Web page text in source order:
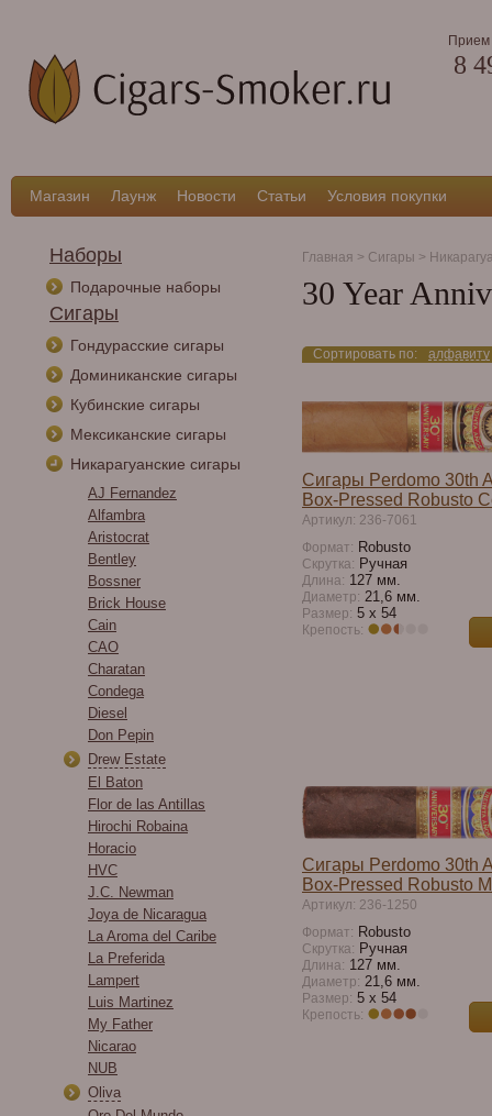
Прием
8
Магазин Лаунж Новости Статьи Условия покупки
Наборы
Подарочные наборы
Сигары
Гондурасские сигары
Доминиканские сигары
Кубинские сигары
Мексиканские сигары
Никарагуанские сигары
AJ Fernandez
Alfambra
Aristocrat
Bentley
Bossner
Brick House
Cain
CAO
Charatan
Condega
Diesel
Don Pepin
Drew Estate
El Baton
Flor de las Antillas
Hirochi Robaina
Horacio
HVC
J.C. Newman
Joya de Nicaragua
La Aroma del Caribe
La Preferida
Lampert
Luis Martinez
My Father
Nicarao
NUB
Oliva
Главная > Сигары >
30 Year
Сортировать по: алфавиту
Сигары Perdomo 30th
Box-Pressed Robusto
Артикул: 236-7061
Формат: Robusto
Скрутка: Ручная
Длина: 127 мм.
Диаметр: 21,6 мм.
Размер: 5 х 54
Крепость:
Сигары Perdomo 30th
Box-Pressed Robusto
Артикул: 236-1250
Формат: Robusto
Скрутка: Ручная
Длина: 127 мм.
Диаметр: 21,6 мм.
Размер: 5 x 54
Крепость: